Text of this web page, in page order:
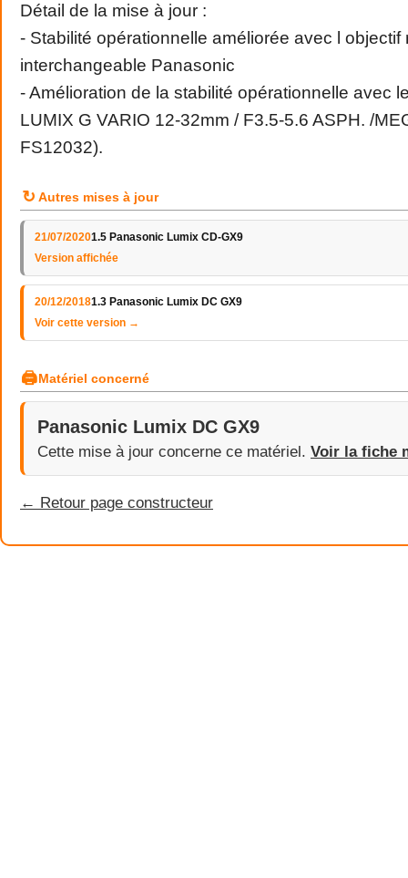
Détail de la mise à jour :
- Stabilité opérationnelle améliorée avec l objectif
interchangeable Panasonic
- Amélioration de la stabilité opérationnelle avec
LUMIX G VARIO 12-32mm / F3.5-5.6 ASPH. /
FS12032).
↻ Autres mises à jour
21/07/20201.5 Panasonic Lumix CD-GX9
Version affichée
20/12/20181.3 Panasonic Lumix DC GX9
Voir cette version →
🖨Matériel concerné
Panasonic Lumix DC GX9
Cette mise à jour concerne ce matériel. Voir la fiche
← Retour page constructeur